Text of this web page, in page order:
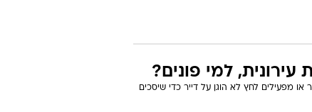
למי פונים?
מפעילים לחץ לא הוגן על דייר כדי שיסכים